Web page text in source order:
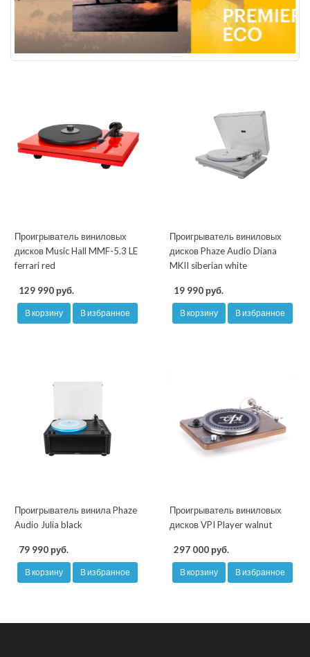
Проигрыватель виниловых
дисков Music Hall MMF-5.3 LE
ferrari red
129 990 руб.
В корзину В избранное
Проигрыватель виниловых
дисков Phaze Audio Diana
MKII siberian white
19 990 руб.
В корзину В избранное
Проигрыватель винила Phaze
Audio Julia black
79 990 руб.
В корзину В избранное
Проигрыватель виниловых
дисков VPI Player walnut
297 000 руб.
В корзину В избранное